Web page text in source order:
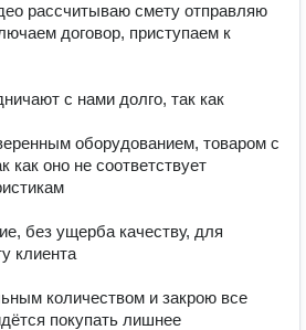
рассчитываю смету отправляю
договор, приступаем к
с нами долго, так как
оборудованием, товаром с
как оно не соответствует
без ущерба качеству, для
клиента
количеством и закрою все
покупать лишнее